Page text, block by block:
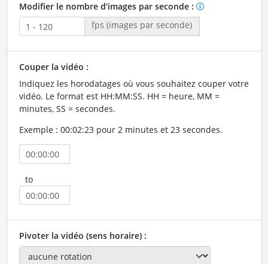
Modifier le nombre d’images par seconde :
fps (images par seconde)
Couper la vidéo :
Indiquez les horodatages où vous souhaitez couper votre
vidéo. Le format est HH:MM:SS. HH = heure, MM =
minutes, SS = secondes.
Exemple : 00:02:23 pour 2 minutes et 23 secondes.
to
Pivoter la vidéo (sens horaire) :